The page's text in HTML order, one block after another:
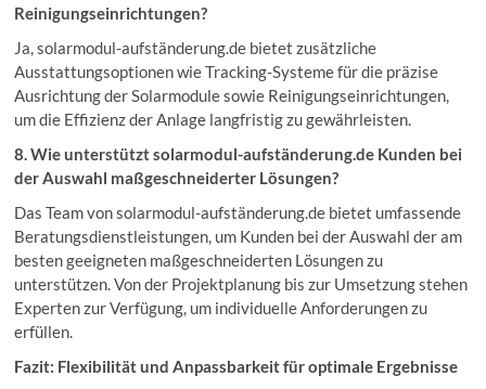
Reinigungseinrichtungen?
Ja, solarmodul-aufständerung.de bietet zusätzliche
Ausstattungsoptionen wie Tracking-Systeme für die präzise
Ausrichtung der Solarmodule sowie Reinigungseinrichtungen,
um die Effizienz der Anlage langfristig zu gewährleisten.
8. Wie unterstützt solarmodul-aufständerung.de Kunden bei
der Auswahl maßgeschneiderter Lösungen?
Das Team von solarmodul-aufständerung.de bietet umfassende
Beratungsdienstleistungen, um Kunden bei der Auswahl der am
besten geeigneten maßgeschneiderten Lösungen zu
unterstützen. Von der Projektplanung bis zur Umsetzung stehen
Experten zur Verfügung, um individuelle Anforderungen zu
erfüllen.
Fazit: Flexibilität und Anpassbarkeit für optimale Ergebnisse